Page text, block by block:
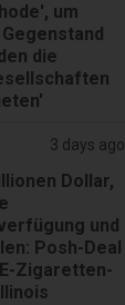
um
die
3 days ago
Dollar,
und
Posh-Deal
Zigaretten-